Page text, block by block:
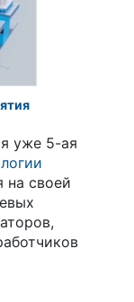
уже 5-ая
на своей